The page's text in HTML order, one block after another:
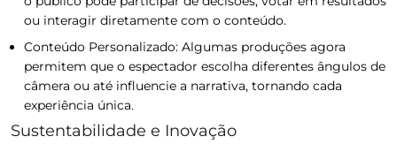
ou interagir diretamente com o conteúdo.
Conteúdo Personalizado: Algumas produções agora
permitem que o espectador escolha diferentes ângulos de
câmera ou até influencie a narrativa, tornando cada
experiência única.
Sustentabilidade e Inovação